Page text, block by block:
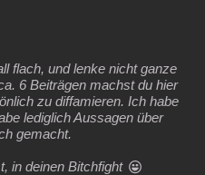
flach, und lenke nicht ganze
6 Beiträgen machst du hier
zu diffamieren. Ich habe
lediglich Aussagen über
gemacht.
in deinen Bitchfight